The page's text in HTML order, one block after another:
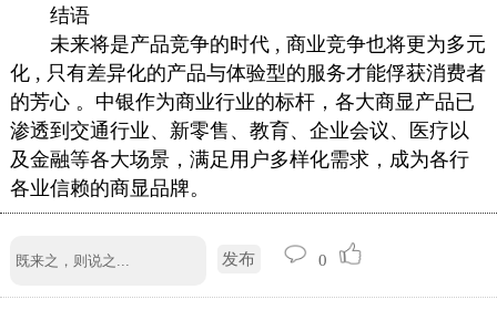
结语
未来将是产品竞争的时代 , 商业竞争也将更为多元
化 , 只有差异化的产品与体验型的服务才能俘获消费者
的芳心 。中银作为商业行业的标杆，各大商显产品已
渗透到交通行业、新零售、教育、企业会议、医疗以
及金融等各大场景，满足用户多样化需求，成为各行
各业信赖的商显品牌。
发布 0